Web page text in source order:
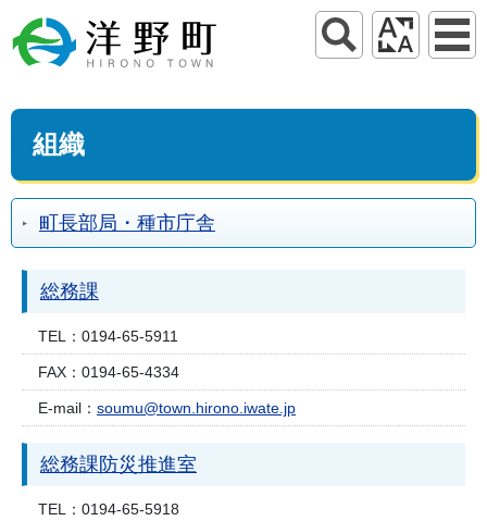
組織
町長部局・種市庁舎
総務課
TEL： 0194-65-5911
FAX： 0194-65-4334
E-mail： soumu@town.hirono.iwate.jp
総務課防災推進室
TEL： 0194-65-5918